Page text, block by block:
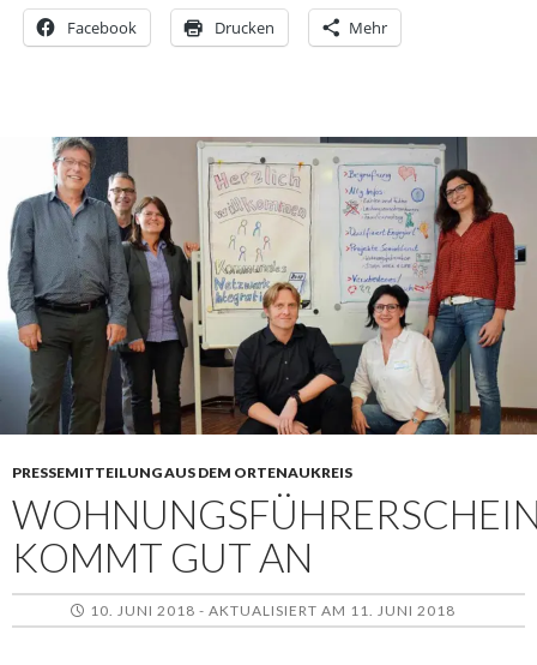
Facebook Drucken Mehr
PRESSEMITTEILUNG AUS DEM ORTENAUKREIS
KOMMT GUT AN
10. JUNI 2018 - AKTUALISIERT AM 11. JUNI 2018